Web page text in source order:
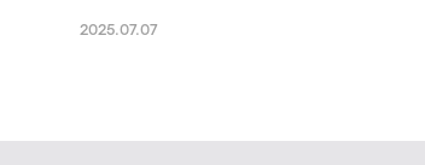
molecular vulnerability in human
2025.07.07